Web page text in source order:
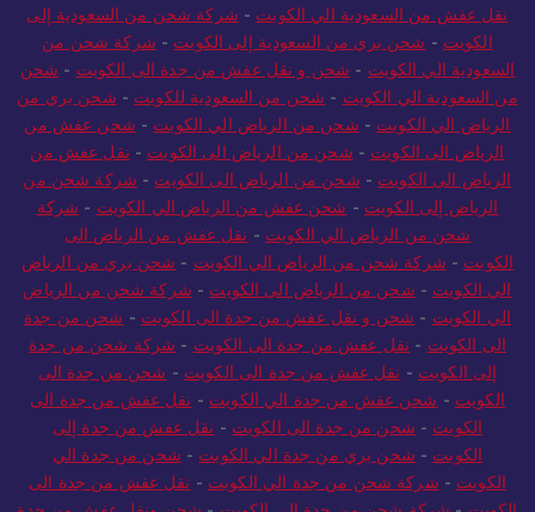
نقل عفش من السعودية الي الكويت - شركة شحن من السعودية إلى
الكويت - شحن بري من السعودية إلى الكويت - شركة شحن من
السعودية الي الكويت - شحن و نقل عفش من جدة الى الكويت - شحن
من السعودية الي الكويت - شحن من السعودية للكويت - شحن بري من
الرياض الي الكويت - شحن من الرياض الي الكويت - شحن عفش من
الرياض الى الكويت - شحن من الرياض الى الكويت - نقل عفش من
الرياض الى الكويت - شحن من الرياض الى الكويت - شركة شحن من
الرياض إلى الكويت - شحن عفش من الرياض الي الكويت - شركة
شحن من الرياض الي الكويت - نقل عفش من الرياض الى
الكويت - شركة شحن من الرياض الي الكويت - شحن بري من الرياض
الي الكويت - شحن من الرياض الى الكويت - شركة شحن من الرياض
الي الكويت - شحن و نقل عفش من جدة الى الكويت - شحن من جدة
الى الكويت - نقل عفش من جدة الى الكويت - شركة شحن من جدة
إلى الكويت - نقل عفش من جدة الى الكويت - شحن من جدة الى
الكويت - شحن عفش من جدة الي الكويت - نقل عفش من جدة الى
الكويت - شحن من جدة الى الكويت - نقل عفش من جدة إلى
الكويت - شحن بري من جدة الي الكويت - شحن من جدة الي
الكويت - شركة شحن من جدة الي الكويت - نقل عفش من جدة الى